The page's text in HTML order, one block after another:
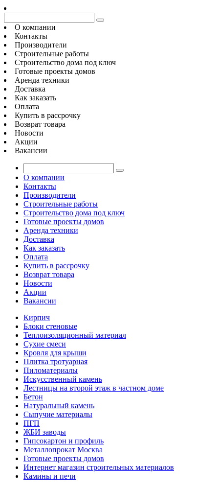
О компании
Контакты
Производители
Строительные работы
Строительство дома под ключ
Готовые проекты домов
Аренда техники
Доставка
Как заказать
Оплата
Купить в рассрочку
Возврат товара
Новости
Акции
Вакансии
О компании
Контакты
Производители
Строительные работы
Строительство дома под ключ
Готовые проекты домов
Аренда техники
Доставка
Как заказать
Оплата
Купить в рассрочку
Возврат товара
Новости
Акции
Вакансии
Кирпич
Блоки стеновые
Теплоизоляционный материал
Сухие смеси
Кровля для крыши
Плитка тротуарная
Пиломатериалы
Искусственный камень
Лестницы на второй этаж в частном доме
Бетон
Натуральный камень
Сыпучие материалы
ПГП
ЖБИ заводы
Гипсокартон и профиль
Металлопрокат Москва
Готовые проекты домов
Интернет магазин строительных материалов
Камины и печи